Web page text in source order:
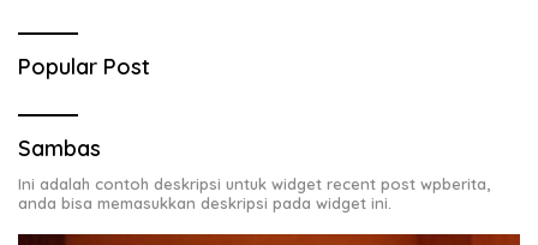
Popular Post
Sambas
Ini adalah contoh deskripsi untuk widget recent post wpberita,
anda bisa memasukkan deskripsi pada widget ini.